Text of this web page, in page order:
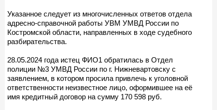
Указанное следует из многочисленных ответов отдела
адресно-справочной работы УВМ УМВД России по
Костромской области, направленных в ходе судебного
разбирательства.
28.05.2024 года истец ФИО1 обратилась в Отдел
полиции №3 УМВД России по г. Нижневартовску с
заявлением, в котором просила привлечь к уголовной
ответственности неизвестное лицо, оформившее на её
имя кредитный договор на сумму 170 598 руб.